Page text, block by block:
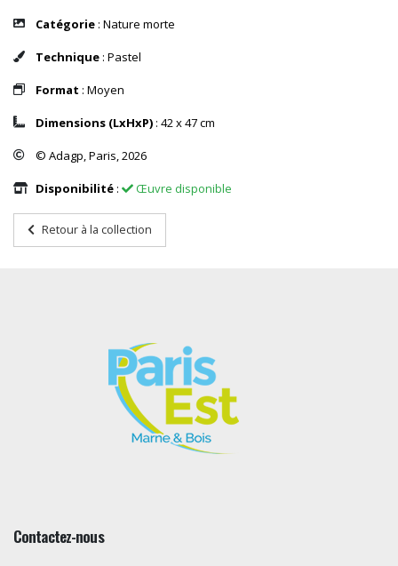
Catégorie : Nature morte
Technique : Pastel
Format : Moyen
Dimensions (LxHxP) : 42 x 47 cm
© Adagp, Paris, 2026
Disponibilité : Œuvre disponible
Retour à la collection
Contactez-nous